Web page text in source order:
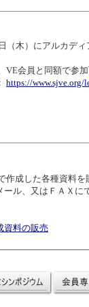
作成した各種資料
ル、又はＦＡＸに
資料の販売
（木） にアルカディ
VE会員と同額で参加
https://www.sjve.org/